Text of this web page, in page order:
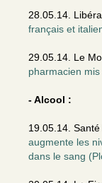
28.05.14.
français et
29.05.14. Le
pharmacien
- Alcool :
19.05.14. Santé
augmente les
dans le sang